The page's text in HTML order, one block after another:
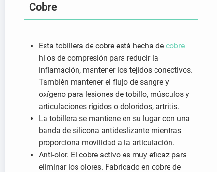
Cobre
Esta tobillera de cobre está hecha de cobre
hilos de compresión para reducir la
inflamación, mantener los tejidos conectivos.
También mantener el flujo de sangre y
oxígeno para lesiones de tobillo, músculos y
articulaciones rígidos o doloridos, artritis.
La tobillera se mantiene en su lugar con una
banda de silicona antideslizante mientras
proporciona movilidad a la articulación.
Anti-olor. El cobre activo es muy eficaz para
eliminar los olores. Fabricado en cobre de